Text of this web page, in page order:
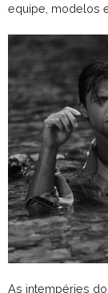
equipe, modelos
As intempéries